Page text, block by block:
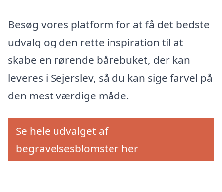
Besøg vores platform for at få det bedste
udvalg og den rette inspiration til at
skabe en rørende bårebuket, der kan
leveres i Sejerslev, så du kan sige farvel på
den mest værdige måde.
Se hele udvalget af
begravelsesblomster her